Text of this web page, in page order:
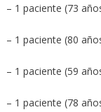
– 1 paciente (73
– 1 paciente (80
– 1 paciente (59
– 1 paciente (78